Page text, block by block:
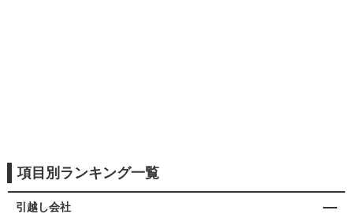
項目別ランキング一覧
引越し会社